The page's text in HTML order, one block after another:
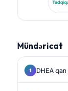
Mündəricat
DHEA